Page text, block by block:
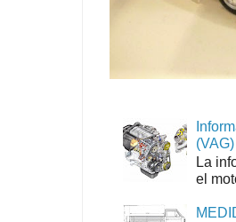
(VAG)
La
el